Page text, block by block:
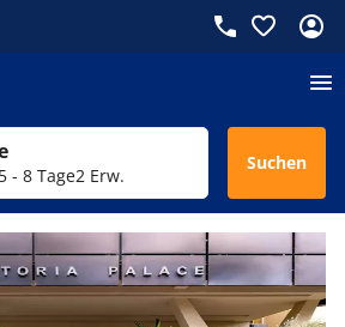
5 - 8 Tage2 Erw.
Suchen